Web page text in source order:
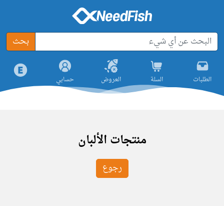
بحث
الطلبات السلة العروض حسابي
منتجات الألبان
رجوع